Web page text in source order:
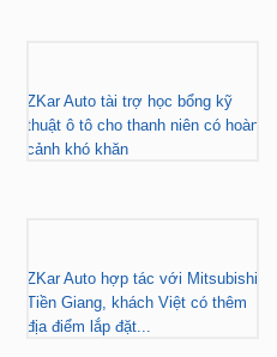
ZKar Auto tài trợ học bổng kỹ
thuật ô tô cho thanh niên có hoàn
cảnh khó khăn
ZKar Auto hợp tác với Mitsubishi
Tiền Giang, khách Việt có thêm
địa điểm lắp đặt...